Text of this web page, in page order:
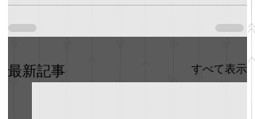
最新記事 すべて表示